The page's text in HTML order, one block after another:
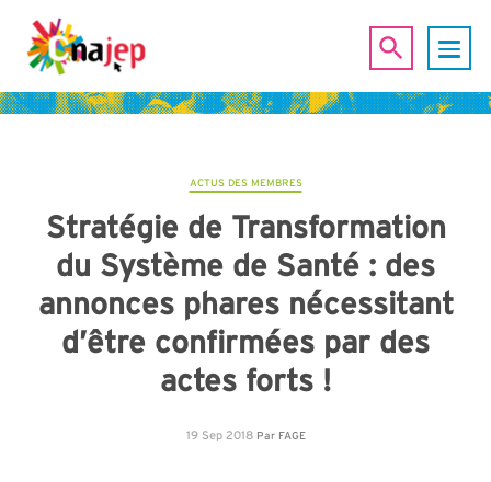
ACTUS DES MEMBRES
Stratégie de Transformation
du Système de Santé : des
annonces phares nécessitant
d’être confirmées par des
actes forts !
19 Sep 2018 Par FAGE